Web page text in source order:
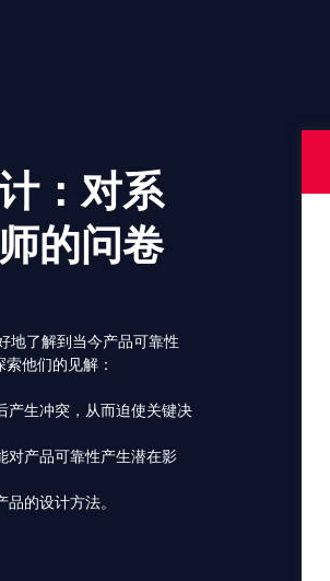
：对系
的问卷
地了解到当今产品可靠性
他们的见解：
产生冲突，从而迫使关键决
对产品可靠性产生潜在影
的设计方法。